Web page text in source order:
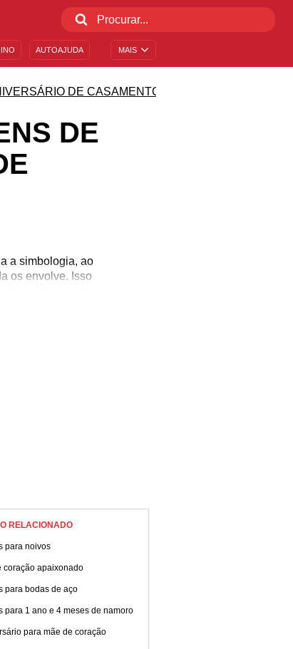
MAIS
AUTOAJUDA
DE CASAMENTO
DE
a simbologia, ao
os envolve. Isso
é motivo
especial,
seu parceiro.
RELACIONADO
para noivos
coração apaixonado
para bodas de aço
para 1 ano e 4 meses de namoro
para mãe de coração